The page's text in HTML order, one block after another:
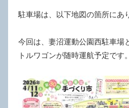
駐車場は、以下地図の箇所にあ
今回は、妻沼運動公園西駐車場
トルワゴンが随時運航予定です。